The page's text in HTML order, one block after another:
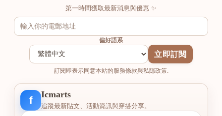
第一時間獲取最新消息與優惠 ✨
偏好語系
立即訂閱
訂閱即表示同意本站的服務條款與私隱政策.
f
Icmarts
追蹤最新貼文、活動資訊與穿搭分享。